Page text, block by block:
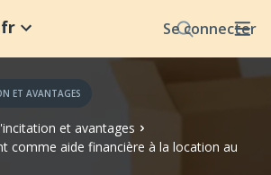
Se connecter
fr
et avantages
comme aide financière à la location au
ET AVANTAGES